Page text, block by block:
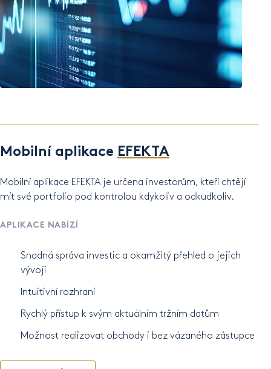
Mobilní aplikace EFEKTA
Mobilní aplikace EFEKTA je určena investorům, kteří chtějí
mít své portfolio pod kontrolou kdykoliv a odkudkoliv.
APLIKACE NABÍZÍ
Snadná správa investic a okamžitý přehled o jejich
vývoji
Intuitivní rozhraní
Rychlý přístup k svým aktuálním tržním datům
Možnost realizovat obchody i bez vázaného zástupce